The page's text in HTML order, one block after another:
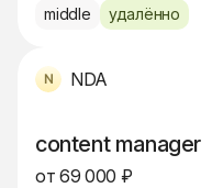
middle удалённо
NDA
content manager
от 69 000 ₽